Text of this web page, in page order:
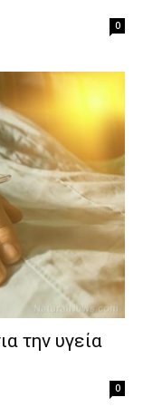
0
την υγεία
0